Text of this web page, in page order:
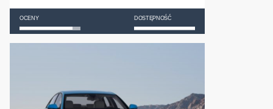
OCENY DOSTĘPNOŚĆ